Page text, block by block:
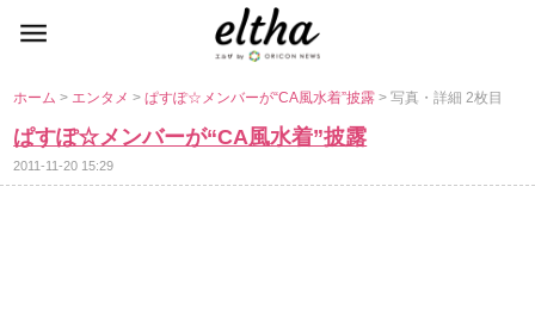
ホーム> エンタメ>ぱすぽ☆メンバーが“CA風水着”披露> 写真・詳細 2枚目
ぱすぽ☆メンバーが“CA風水着”披露
2011-11-20 15:29